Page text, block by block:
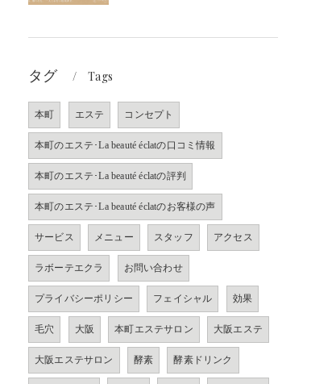
タグ Tags
本町 エステ コンセプト
本町のエステ･La beauté éclatの口コミ情報
本町のエステ･La beauté éclatの評判
本町のエステ･La beauté éclatのお客様の声
サービス メニュー スタッフ アクセス
ラボーテエクラ お問い合わせ
プライバシーポリシー フェイシャル 効果
毛穴 大阪 本町エステサロン 大阪エステ
大阪エステサロン 酵素 酵素ドリンク